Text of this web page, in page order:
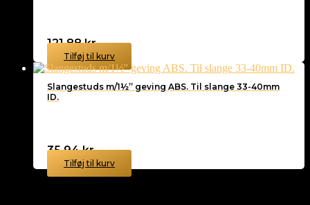
121,88kr.
Tilføj til kurv
Slangestuds m/1½” geving ABS. Til slange 33-40mm
ID.
35,94kr.
Tilføj til kurv